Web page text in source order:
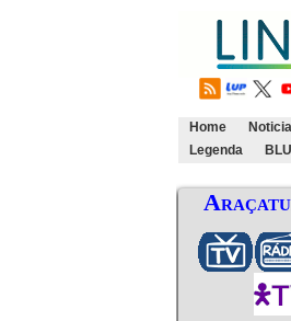
Home
Legenda